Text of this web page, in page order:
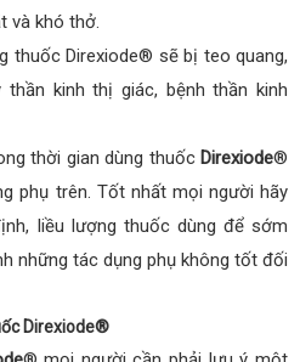
và khó thở.
thuốc Direxiode® sẽ bị teo quang,
kinh thị giác, bệnh thần kinh
thời gian dùng thuốc Direxiode®
phụ trên. Tốt nhất mọi người hãy
liều lượng thuốc dùng để sớm
những tác dụng phụ không tốt đối
Direxiode®